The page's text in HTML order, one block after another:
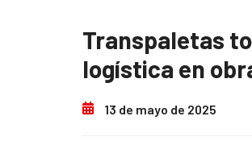
Transpaletas
logística en
13 de mayo de 2025